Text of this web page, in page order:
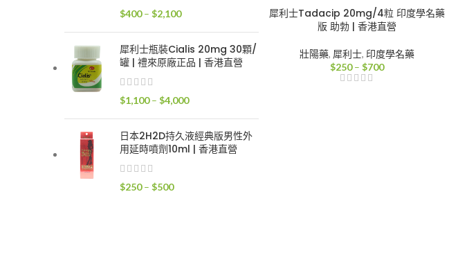
$2,000
$400 – $2,100價
範
圍：
$2,100
犀利士瓶裝Cialis 20mg 30顆/
罐 | 禮來原廠正品 | 香港直營
$1,100 – $4,000價
範
圍：
日本2H2D持久液經典版男性外
用延時噴劑10ml | 香港直營
$250 – $500價
犀利士Tadacip 20mg/4粒 印度學名藥
版 助勃 | 香港直營
壯陽藥, 犀利士, 印度學名藥
$250 – $700價